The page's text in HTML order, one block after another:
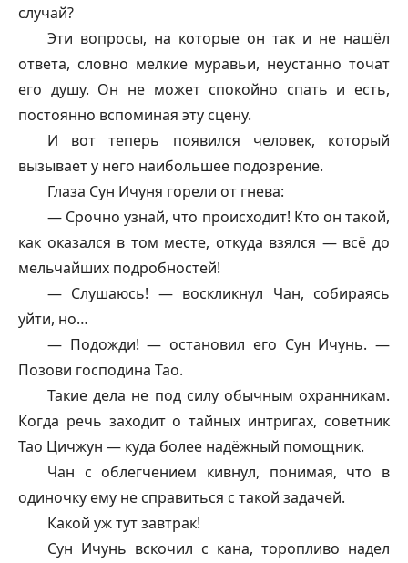
случай?
Эти вопросы, на которые он так и не нашёл
ответа, словно мелкие муравьи, неустанно точат
его душу. Он не может спокойно спать и есть,
постоянно вспоминая эту сцену.
И вот теперь появился человек, который
вызывает у него наибольшее подозрение.
Глаза Сун Ичуня горели от гнева:
— Срочно узнай, что происходит! Кто он такой,
как оказался в том месте, откуда взялся — всё до
мельчайших подробностей!
— Слушаюсь! — воскликнул Чан, собираясь
уйти, но…
— Подожди! — остановил его Сун Ичунь. —
Позови господина Тао.
Такие дела не под силу обычным охранникам.
Когда речь заходит о тайных интригах, советник
Тао Цичжун — куда более надёжный помощник.
Чан с облегчением кивнул, понимая, что в
одиночку ему не справиться с такой задачей.
Какой уж тут завтрак!
Сун Ичунь вскочил с кана, торопливо надел